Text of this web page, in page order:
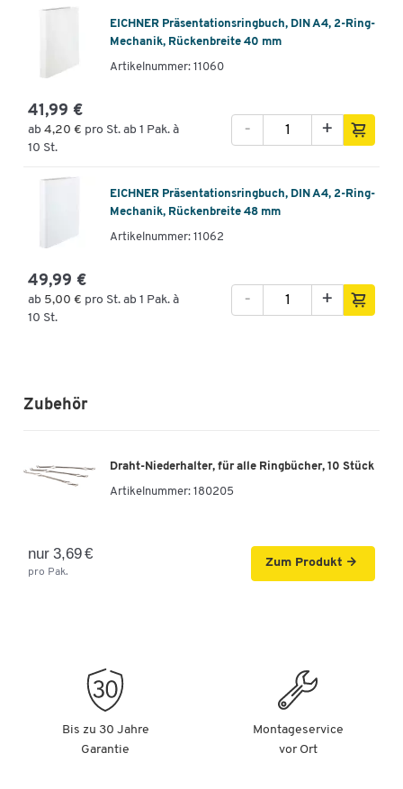
EICHNER Präsentationsringbuch, DIN A4, 2-Ring-
Mechanik, Rückenbreite 40 mm
Artikelnummer: 11060
41,99 €
ab 4,20 € pro St. ab 1 Pak. à
10 St.
+
-
EICHNER Präsentationsringbuch, DIN A4, 2-Ring-
Mechanik, Rückenbreite 48 mm
Artikelnummer: 11062
49,99 €
ab 5,00 € pro St. ab 1 Pak. à
10 St.
+
-
Zubehör
Draht-Niederhalter, für alle Ringbücher, 10 Stück
Artikelnummer: 180205
nur 3,69 €
pro Pak.
Zum Produkt
Bis zu 30 Jahre
Garantie
Montageservice
vor Ort